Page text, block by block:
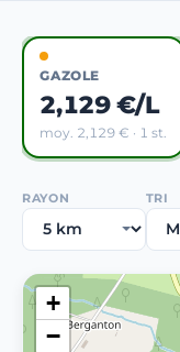
GAZOLE
2,129 €/L
moy. 2,129 € · 1 st.
RAYON TRI
+
−